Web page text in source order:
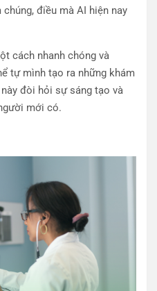
điều mà AI hiện nay
cách nhanh chóng và
tự mình tạo ra những khám
đòi hỏi sự sáng tạo và
mới có.